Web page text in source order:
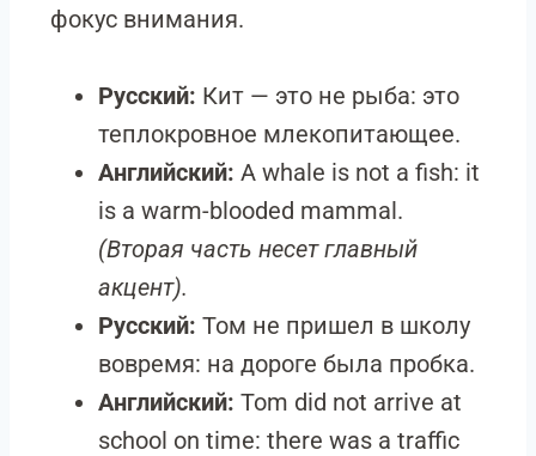
фокус внимания.
Русский: Кит — это не рыба: это
теплокровное млекопитающее.
Английский: A whale is not a fish: it
is a warm-blooded mammal.
(Вторая часть несет главный
акцент).
Русский: Том не пришел в школу
вовремя: на дороге была пробка.
Английский: Tom did not arrive at
school on time: there was a traffic